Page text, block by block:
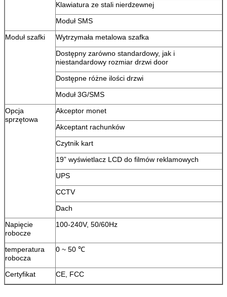
Klawiatura ze stali nierdzewnej
Moduł SMS
Moduł szafki
Wytrzymała metalowa szafka
Dostępny zarówno standardowy, jak i
niestandardowy rozmiar drzwi door
Dostępne różne ilości drzwi
Moduł 3G/SMS
Opcja
sprzętowa
Akceptor monet
Akceptant rachunków
Czytnik kart
19” wyświetlacz LCD do filmów reklamowych
UPS
CCTV
Dach
Napięcie
robocze
100-240V, 50/60Hz
temperatura
robocza
0 ~ 50 ℃
Certyfikat CE, FCC